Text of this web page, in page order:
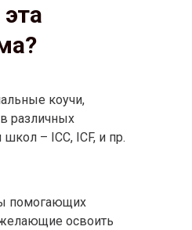
коучи,
различных
– ICC, ICF, и пр.
помогающих
освоить